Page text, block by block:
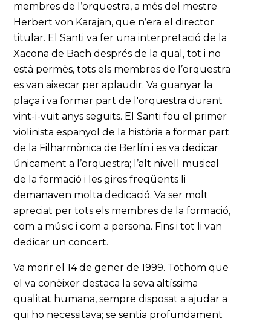
membres de l’orquestra, a més del mestre
Herbert von Karajan, que n’era el director
titular. El Santi va fer una interpretació de la
Xacona de Bach després de la qual, tot i no
està permès, tots els membres de l’orquestra
es van aixecar per aplaudir. Va guanyar la
plaça i va formar part de l'orquestra durant
vint-i-vuit anys seguits. El Santi fou el primer
violinista espanyol de la història a formar part
de la Filharmònica de Berlín i es va dedicar
únicament a l’orquestra; l’alt nivell musical
de la formació i les gires freqüents li
demanaven molta dedicació. Va ser molt
apreciat per tots els membres de la formació,
com a músic i com a persona. Fins i tot li van
dedicar un concert.
Va morir el 14 de gener de 1999. Tothom que
el va conèixer destaca la seva altíssima
qualitat humana, sempre disposat a ajudar a
qui ho necessitava; se sentia profundament